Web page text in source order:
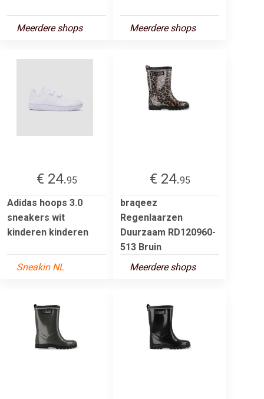
Meerdere shops Meerdere shops
€ 24.95
Adidas hoops 3.0
sneakers wit
kinderen kinderen
Sneakin NL
€ 24.95
braqeez
Regenlaarzen
Duurzaam RD120960-
513 Bruin
Meerdere shops